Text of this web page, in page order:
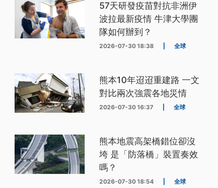
57天研發疫苗對抗非洲伊
波拉最新疫情 牛津大學團
隊如何辦到？
2026-07-30 18:38 全球
熊本10年迢迢重建路 一文
對比兩次強震各地災情
2026-07-30 16:37 全球
熊本地震高架橋錯位卻沒
垮 是「防落橋」裝置奏效
嗎？
2026-07-30 18:54 全球